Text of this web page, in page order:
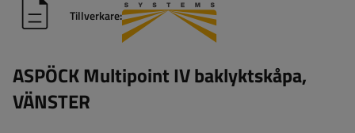
Tillverkare:
ASPÖCK Multipoint IV baklyktskåpa,
VÄNSTER